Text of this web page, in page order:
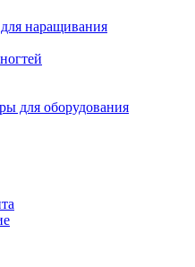
наращивания
для оборудования